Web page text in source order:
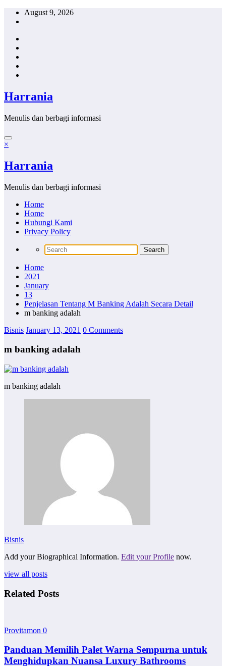
Skip
August 9, 2026
Harrania
Menulis dan berbagi informasi
×
Harrania
Menulis dan berbagi informasi
Home
Home
Hubungi Kami
Privacy Policy
Home
2021
January
13
Penjelasan Tentang M Banking Adalah Secara Detail
m banking adalah
Bisnis January 13, 2021 0 Comments
m banking adalah
m banking adalah
Bisnis
Add your Biographical Information. Edit your Profile now.
view all posts
Related Posts
Provitamon 0
Panduan Memilih Palet Warna Sempurna untuk
Menghidupkan Nuansa Luxury Bathrooms